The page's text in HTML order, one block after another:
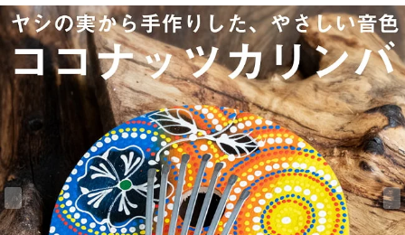
›